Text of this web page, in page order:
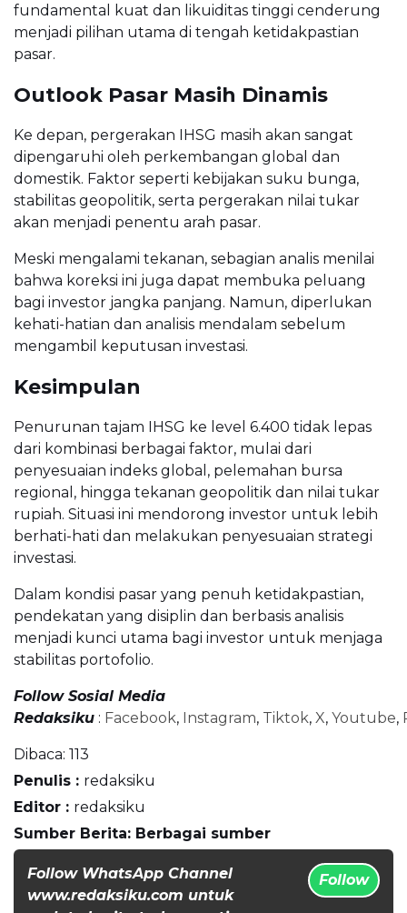
fundamental kuat dan likuiditas tinggi cenderung
menjadi pilihan utama di tengah ketidakpastian
pasar.
Outlook Pasar Masih Dinamis
Ke depan, pergerakan IHSG masih akan sangat
dipengaruhi oleh perkembangan global dan
domestik. Faktor seperti kebijakan suku bunga,
stabilitas geopolitik, serta pergerakan nilai tukar
akan menjadi penentu arah pasar.
Meski mengalami tekanan, sebagian analis menilai
bahwa koreksi ini juga dapat membuka peluang
bagi investor jangka panjang. Namun, diperlukan
kehati-hatian dan analisis mendalam sebelum
mengambil keputusan investasi.
Kesimpulan
Penurunan tajam IHSG ke level 6.400 tidak lepas
dari kombinasi berbagai faktor, mulai dari
penyesuaian indeks global, pelemahan bursa
regional, hingga tekanan geopolitik dan nilai tukar
rupiah. Situasi ini mendorong investor untuk lebih
berhati-hati dan melakukan penyesuaian strategi
investasi.
Dalam kondisi pasar yang penuh ketidakpastian,
pendekatan yang disiplin dan berbasis analisis
menjadi kunci utama bagi investor untuk menjaga
stabilitas portofolio.
Follow Sosial Media
Redaksiku : Facebook, Instagram, Tiktok, X, Youtube,
Dibaca: 113
Penulis : redaksiku
Editor : redaksiku
Sumber Berita: Berbagai sumber
Follow WhatsApp Channel
www.redaksiku.com untuk
Follow